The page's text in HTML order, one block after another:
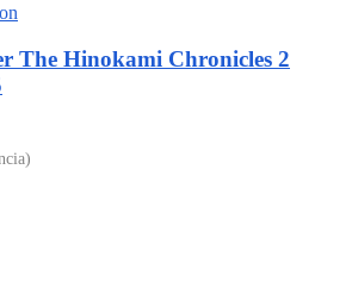
The Hinokami Chronicles 2